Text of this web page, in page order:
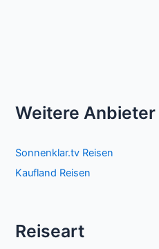
Weitere Anbieter
Sonnenklar.tv Reisen
Kaufland Reisen
Reiseart